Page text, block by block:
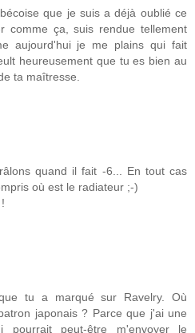
que je suis a déjà oublié ce
comme ça, suis rendue tellement
aujourd'hui je me plains qui fait
heureusement que tu es bien au
ta maîtresse.
quand il fait -6... En tout cas
où est le radiateur ;-)
tu a marqué sur Ravelry. Où
japonais ? Parce que j'ai une
pourrait peut-être m'envoyer le